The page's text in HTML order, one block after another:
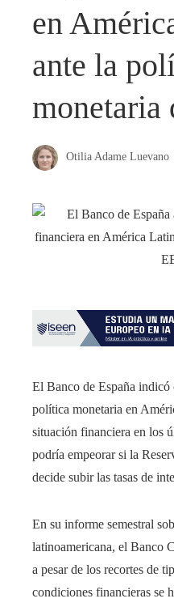
en
ante la
monetaria
Otilia Adame Luevano
El Banco de España
política monetaria en
situación financiera en los
podría empeorar si la
decide subir las tasas de
En su informe semestral
latinoamericana, el Banco
a pesar de los recortes de
condiciones financieras se